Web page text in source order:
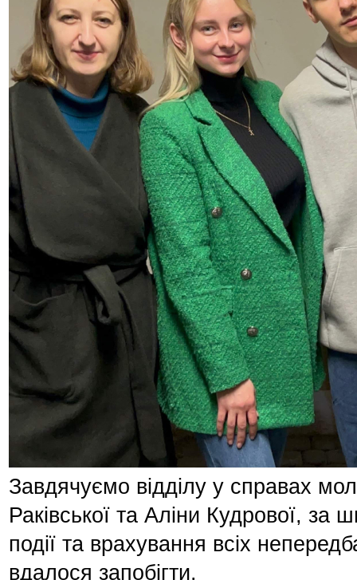
Завдячуємо відділу у справах
Раківської та Аліни Кудрової, за
події та врахування всіх
вдалося запобігти.